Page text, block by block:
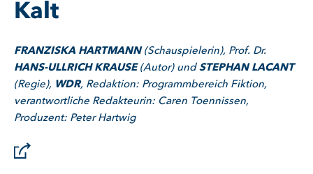
Kalt
FRANZISKA HARTMANN(Schauspielerin), Prof. Dr.
HANS-ULLRICH KRAUSE(Autor) und STEPHAN LACANT
(Regie), WDR, Redaktion: Programmbereich Fiktion,
verantwortliche Redakteurin: Caren Toennissen,
Produzent: Peter Hartwig